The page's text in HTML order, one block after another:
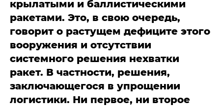
крылатыми и баллистическими
ракетами. Это, в свою очередь,
говорит о растущем дефиците этого
вооружения и отсутствии
системного решения нехватки
ракет. В частности, решения,
заключающегося в упрощении
логистики. Ни первое, ни второе